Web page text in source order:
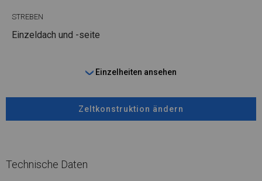
STREBEN
Einzeldach und -seite
Einzelheiten ansehen
Zeltkonstruktion ändern
Technische Daten